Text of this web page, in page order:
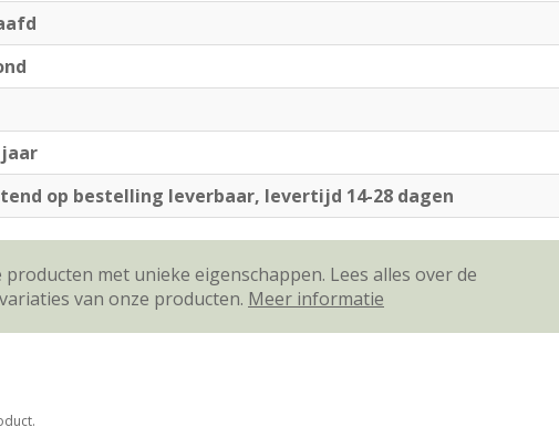
jaar
op bestelling leverbaar, levertijd 14-28 dagen
met unieke eigenschappen. Lees alles over de
van onze producten. Meer informatie